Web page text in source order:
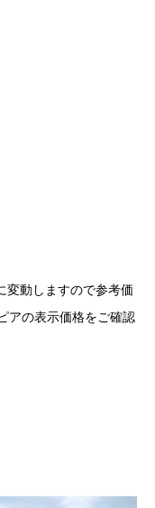
動しますので参考価
アの表示価格をご確認